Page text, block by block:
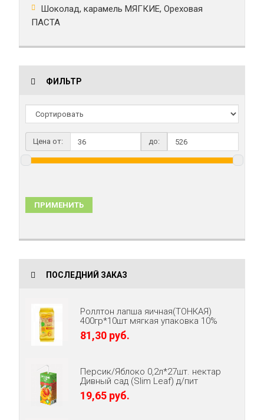
Шоколад, карамель МЯГКИЕ, Ореховая
ПАСТА
ФИЛЬТР
Цена от: до:
ПРИМЕНИТЬ
ПОСЛЕДНИЙ ЗАКАЗ
Роллтон лапша яичная(ТОНКАЯ)
400гр*10шт мягкая упаковка 10%
81,30 руб.
Персик/Яблоко 0,2л*27шт. нектар
Дивный сад (Slim Leaf) д/пит
19,65 руб.